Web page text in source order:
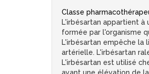
Classe
L'irbésartan appartient à
formée par l'organisme
L'irbésartan empêche la
artérielle. L'irbésartan
L'irbésartan est utilisé